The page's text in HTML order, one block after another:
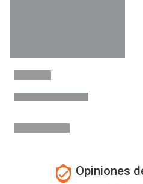
Opiniones